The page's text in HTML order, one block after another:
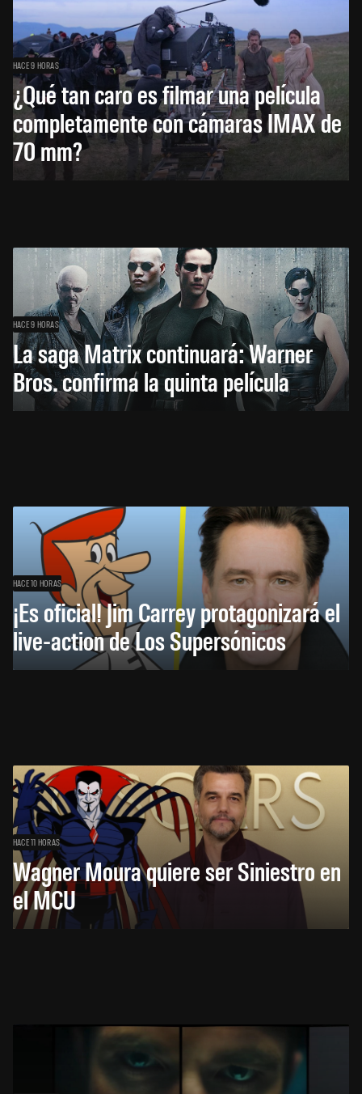
HACE 9 HORAS
¿Qué tan caro es filmar una película
completamente con cámaras IMAX de
70 mm?
HACE 9 HORAS
La saga Matrix continuará: Warner
Bros. confirma la quinta película
HACE 10 HORAS
¡Es oficial! Jim Carrey protagonizará el
live-action de Los Supersónicos
HACE 11 HORAS
Wagner Moura quiere ser Siniestro en
el MCU